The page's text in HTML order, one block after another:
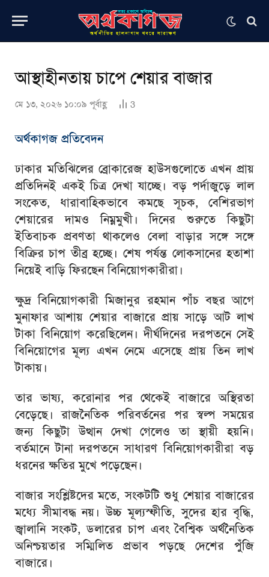
আস্থাহীনতায় চাপে শেয়ার বাজার
মে ১৩, ২০২৬ ১০:০৯ পূর্বাহ্ণ 3
অর্থকাগজ প্রতিবেদন
ঢাকার মতিঝিলের ব্রোকারেজ হাউসগুলোতে এখন প্রায়
প্রতিদিনই একই চিত্র দেখা যাচ্ছে। বড় পর্দাজুড়ে লাল
সংকেত, ধারাবাহিকভাবে কমছে সূচক, বেশিরভাগ
শেয়ারের দামও নিম্নমুখী। দিনের শুরুতে কিছুটা
ইতিবাচক প্রবণতা থাকলেও বেলা বাড়ার সঙ্গে সঙ্গে
বিক্রির চাপ তীব্র হচ্ছে। শেষ পর্যন্ত লোকসানের হতাশা
নিয়েই বাড়ি ফিরছেন বিনিয়োগকারীরা।
ক্ষুদ্র বিনিয়োগকারী মিজানুর রহমান পাঁচ বছর আগে
মুনাফার আশায় শেয়ার বাজারে প্রায় সাড়ে আট লাখ
টাকা বিনিয়োগ করেছিলেন। দীর্ঘদিনের দরপতনে সেই
বিনিয়োগের মূল্য এখন নেমে এসেছে প্রায় তিন লাখ
টাকায়।
তার ভাষ্য, করোনার পর থেকেই বাজারে অস্থিরতা
বেড়েছে। রাজনৈতিক পরিবর্তনের পর স্বল্প সময়ের
জন্য কিছুটা উত্থান দেখা গেলেও তা স্থায়ী হয়নি।
বর্তমানে টানা দরপতনে সাধারণ বিনিয়োগকারীরা বড়
ধরনের ক্ষতির মুখে পড়েছেন।
বাজার সংশ্লিষ্টদের মতে, সংকটটি শুধু শেয়ার বাজারের
মধ্যে সীমাবদ্ধ নয়। উচ্চ মূল্যস্ফীতি, সুদের হার বৃদ্ধি,
জ্বালানি সংকট, ডলারের চাপ এবং বৈশ্বিক অর্থনৈতিক
অনিশ্চয়তার সম্মিলিত প্রভাব পড়ছে দেশের পুঁজি
বাজারে।